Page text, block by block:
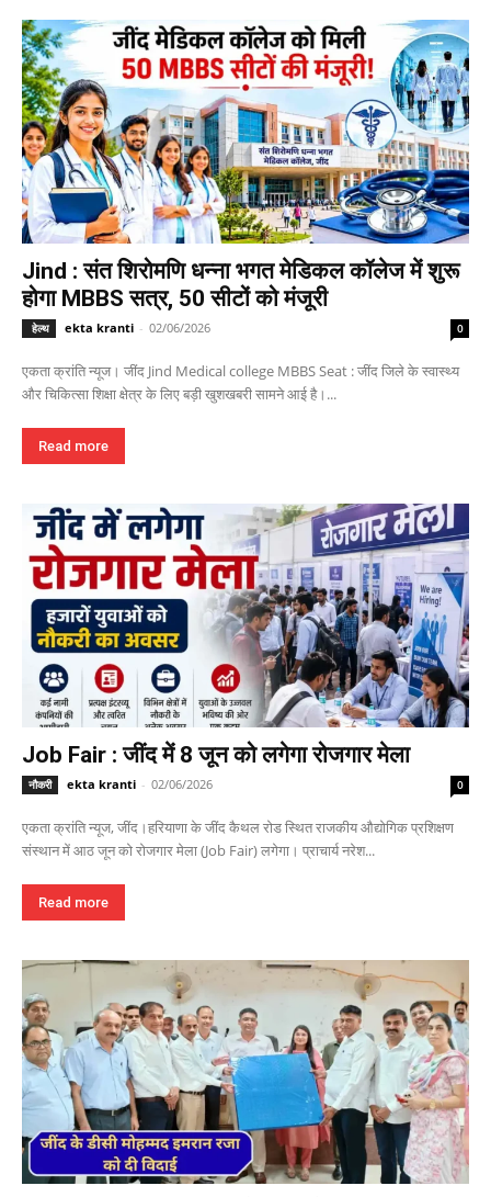
Jind : संत शिरोमणि धन्ना भगत मेडिकल कॉलेज में शुरू
होगा MBBS सत्र, 50 सीटों को मंजूरी
हेल्थ ekta kranti - 02/06/2026 0
एकता क्रांति न्यूज। जींद Jind Medical college MBBS Seat : जींद जिले के स्वास्थ्य
और चिकित्सा शिक्षा क्षेत्र के लिए बड़ी खुशखबरी सामने आई है।...
Read more
Job Fair : जींद में 8 जून को लगेगा रोजगार मेला
नौकरी ekta kranti - 02/06/2026 0
एकता क्रांति न्यूज, जींद।हरियाणा के जींद कैथल रोड स्थित राजकीय औद्योगिक प्रशिक्षण
संस्थान में आठ जून को रोजगार मेला (Job Fair) लगेगा। प्राचार्य नरेश...
Read more